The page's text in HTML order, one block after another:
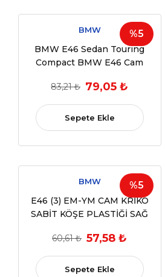
%5
BMW
BMW E46 Sedan Touring
Compact BMW E46 Cam
2006 OEM 51338254911
83,21 ₺ 79,05 ₺
Sepete Ekle
%5
BMW
E46 (3) EM-YM CAM KRİKO
SABİT KÖŞE PLASTİĞİ SAĞ
51338254912, 51358212100
UYUMLU)
60,61 ₺ 57,58 ₺
Sepete Ekle